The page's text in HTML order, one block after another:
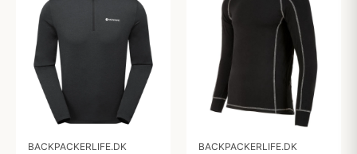
BACKPACKERLIFE.DK BACKPACKERLIFE.DK